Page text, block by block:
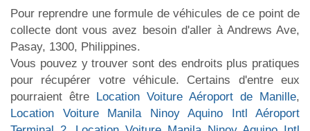
Pour reprendre une formule de véhicules de ce point de
collecte dont vous avez besoin d'aller à Andrews Ave,
Pasay, 1300, Philippines.
Vous pouvez y trouver sont des endroits plus pratiques
pour récupérer votre véhicule. Certains d'entre eux
pourraient être Location Voiture Aéroport de Manille,
Location Voiture Manila Ninoy Aquino Intl Aéroport